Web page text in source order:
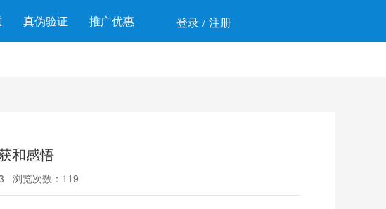
真伪验证 推广优惠 登录 / 注册
和感悟
浏览次数：119